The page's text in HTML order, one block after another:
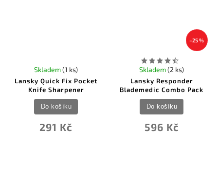
Lansky Quick Fix Pocket
Knife Sharpener
Skladem(1 ks)
291 Kč
Do košíku
–25 %
Lansky Responder
Blademedic Combo Pack
Skladem(2 ks)
596 Kč
Do košíku